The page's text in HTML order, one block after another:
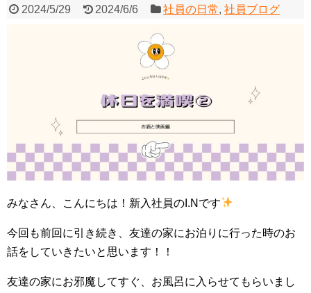
2024/5/29 2024/6/6 社員の日常,社員ブログ
みなさん、こんにちは！新入社員のI.Nです
今回も前回に引き続き、友達の家にお泊りに行った時のお
話をしていきたいと思います！！
友達の家にお邪魔してすぐ、お風呂に入らせてもらいまし